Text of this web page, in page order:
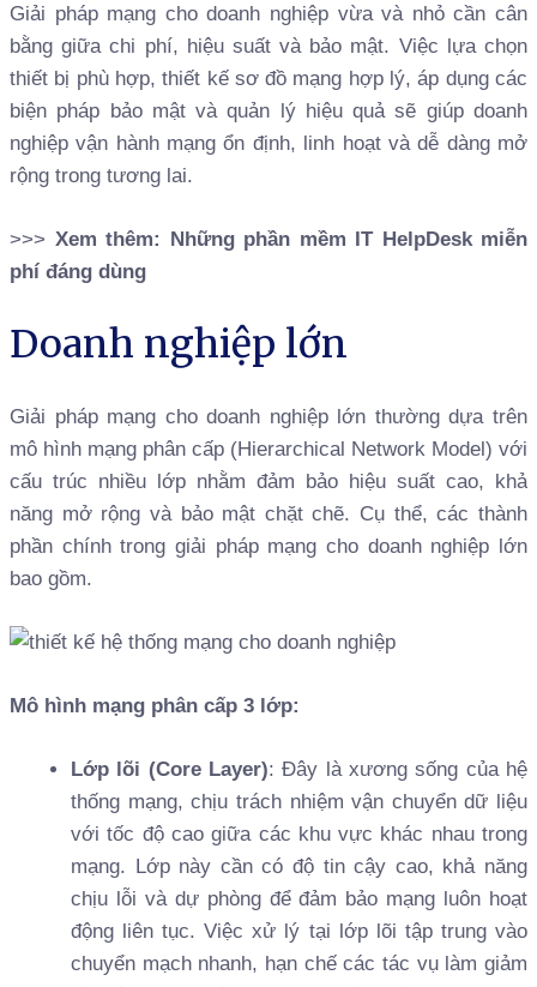
Giải pháp mạng cho doanh nghiệp vừa và nhỏ cần cân
bằng giữa chi phí, hiệu suất và bảo mật. Việc lựa chọn
thiết bị phù hợp, thiết kế sơ đồ mạng hợp lý, áp dụng các
biện pháp bảo mật và quản lý hiệu quả sẽ giúp doanh
nghiệp vận hành mạng ổn định, linh hoạt và dễ dàng mở
rộng trong tương lai.
>>> Xem thêm: Những phần mềm IT HelpDesk miễn
phí đáng dùng
Doanh nghiệp lớn
Giải pháp mạng cho doanh nghiệp lớn thường dựa trên
mô hình mạng phân cấp (Hierarchical Network Model) với
cấu trúc nhiều lớp nhằm đảm bảo hiệu suất cao, khả
năng mở rộng và bảo mật chặt chẽ. Cụ thể, các thành
phần chính trong giải pháp mạng cho doanh nghiệp lớn
bao gồm.
Mô hình mạng phân cấp 3 lớp:
Lớp lõi (Core Layer): Đây là xương sống của hệ
thống mạng, chịu trách nhiệm vận chuyển dữ liệu
với tốc độ cao giữa các khu vực khác nhau trong
mạng. Lớp này cần có độ tin cậy cao, khả năng
chịu lỗi và dự phòng để đảm bảo mạng luôn hoạt
động liên tục. Việc xử lý tại lớp lõi tập trung vào
chuyển mạch nhanh, hạn chế các tác vụ làm giảm